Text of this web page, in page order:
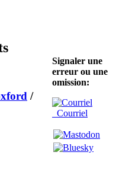
/
Signaler une
erreur ou une
omission:
Courriel